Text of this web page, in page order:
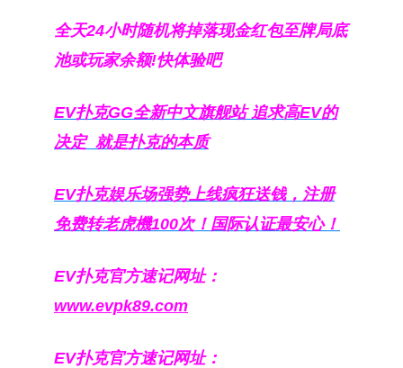
全天24小时随机将掉落现金红包至牌局底
池或玩家余额!快体验吧
EV扑克GG全新中文旗舰站追求高EV的
决定 就是扑克的本质
EV扑克娱乐场强势上线疯狂送钱，注册
免费转老虎機100次！国际认证最安心！
EV扑克官方速记网址：
www.evpk89.com
EV扑克官方速记网址：